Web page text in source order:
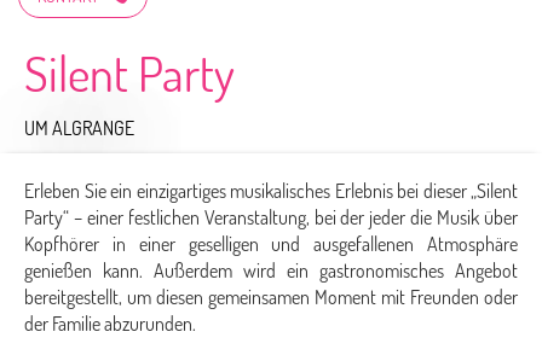
Silent Party
UM ALGRANGE
Erleben Sie ein einzigartiges musikalisches Erlebnis bei dieser „Silent
Party“ – einer festlichen Veranstaltung, bei der jeder die Musik über
Kopfhörer in einer geselligen und ausgefallenen Atmosphäre
genießen kann. Außerdem wird ein gastronomisches Angebot
bereitgestellt, um diesen gemeinsamen Moment mit Freunden oder
der Familie abzurunden.